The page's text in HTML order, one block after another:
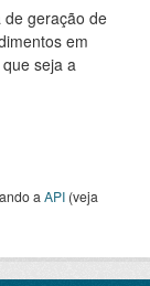
geração de
em
seja a
a API (veja